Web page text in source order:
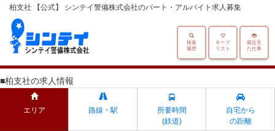
柏支社 【公式】 シンテイ警備株式会社のパート・アルバイト求人募集
最近見
た仕事
キープ
リスト
検索
履歴
■柏支社の求人情報
エリア 路線・駅
所要時間
(鉄道)
自宅から
の距離